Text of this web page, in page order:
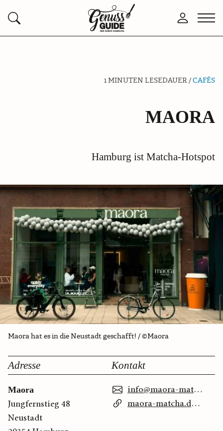
Suchen
Zurück
zur
Anmelden
1 MINUTEN LESEDAUER /CAFÉS
MAORA
Hamburg ist Matcha-Hotspot
Maora hat es in die Neustadt geschafft! / ©Maora
Adresse
Maora
Jungfernstieg 48
Neustadt
Kontakt
info@maora-matcha.de
maora-matcha.de/pages/matcha-cafe-hamburg-bagel-focaccia-geback-maora